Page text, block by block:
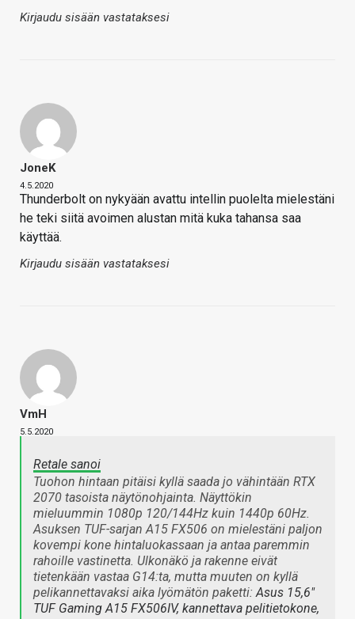
Kirjaudu sisään vastataksesi
JoneK
4.5.2020
Thunderbolt on nykyään avattu intellin puolelta mielestäni
he teki siitä avoimen alustan mitä kuka tahansa saa
käyttää.
Kirjaudu sisään vastataksesi
VmH
5.5.2020
Retale sanoi
Tuohon hintaan pitäisi kyllä saada jo vähintään RTX
2070 tasoista näytönohjainta. Näyttökin
mieluummin 1080p 120/144Hz kuin 1440p 60Hz.
Asuksen TUF-sarjan A15 FX506 on mielestäni paljon
kovempi kone hintaluokassaan ja antaa paremmin
rahoille vastinetta. Ulkonäkö ja rakenne eivät
tietenkään vastaa G14:ta, mutta muuten on kyllä
pelikannettavaksi aika lyömätön paketti:Asus 15,6"
TUF Gaming A15 FX506IV, kannettava pelitietokone,